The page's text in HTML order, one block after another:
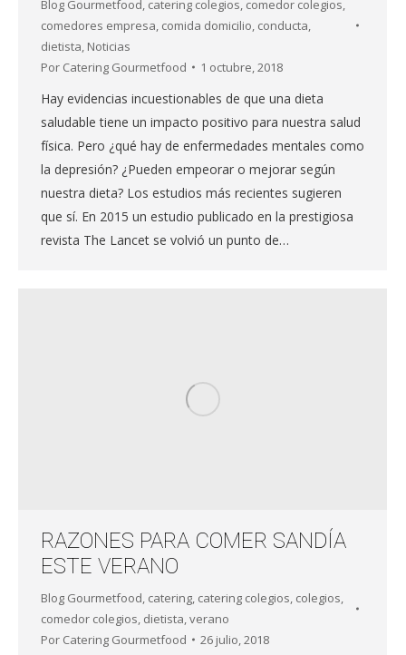
Blog Gourmetfood, catering colegios, comedor colegios,
comedores empresa, comida domicilio, conducta,
dietista, Noticias
Por Catering Gourmetfood 1 octubre, 2018
Hay evidencias incuestionables de que una dieta
saludable tiene un impacto positivo para nuestra salud
física. Pero ¿qué hay de enfermedades mentales como
la depresión? ¿Pueden empeorar o mejorar según
nuestra dieta? Los estudios más recientes sugieren
que sí. En 2015 un estudio publicado en la prestigiosa
revista The Lancet se volvió un punto de…
RAZONES PARA COMER SANDÍA
ESTE VERANO
Blog Gourmetfood catering catering colegios colegios
comedor colegios dietista verano
Por Catering Gourmetfood 26 julio, 2018